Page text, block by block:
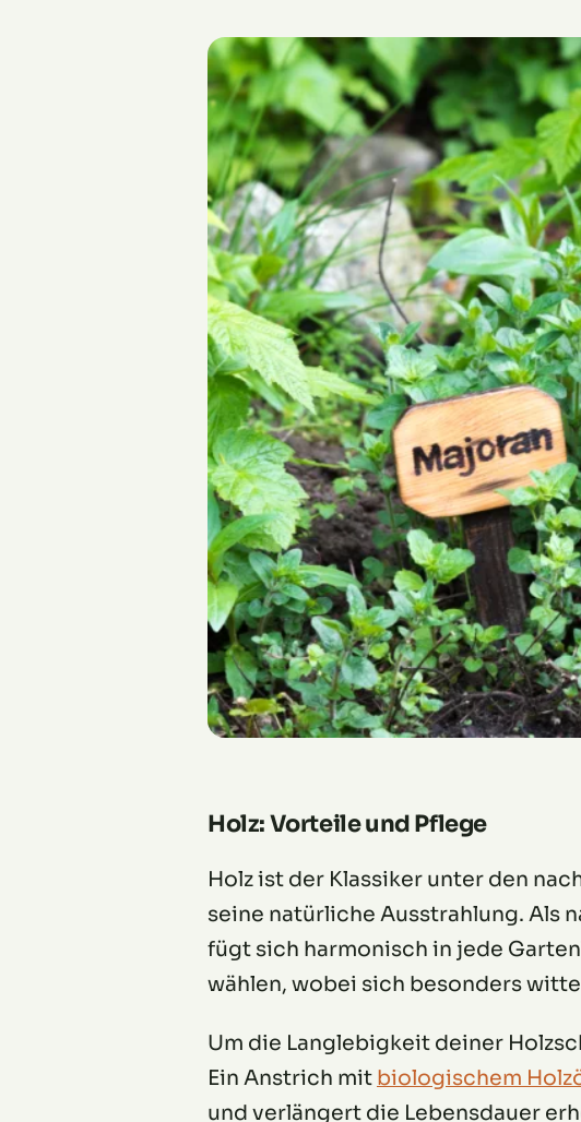
Holz: Vorteile und Pflege
Holz ist der Klassiker unter den
seine natürliche Ausstrahlung. Als
fügt sich harmonisch in jede
wählen, wobei sich besonders
Um die Langlebigkeit deiner
Ein Anstrich mit biologischem
und verlängert die Lebensdauer